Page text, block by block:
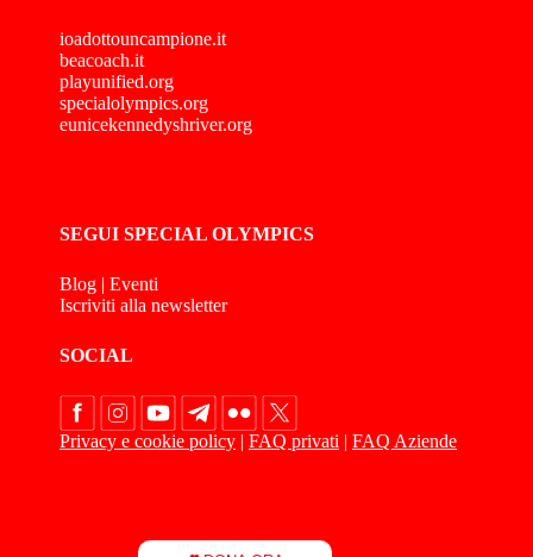
ioadottouncampione.it
beacoach.it
playunified.org
specialolympics.org
eunicekennedyshriver.org
SEGUI SPECIAL OLYMPICS
Blog | Eventi
Iscriviti alla newsletter
SOCIAL
Privacy e cookie policy | FAQ privati | FAQ Aziende